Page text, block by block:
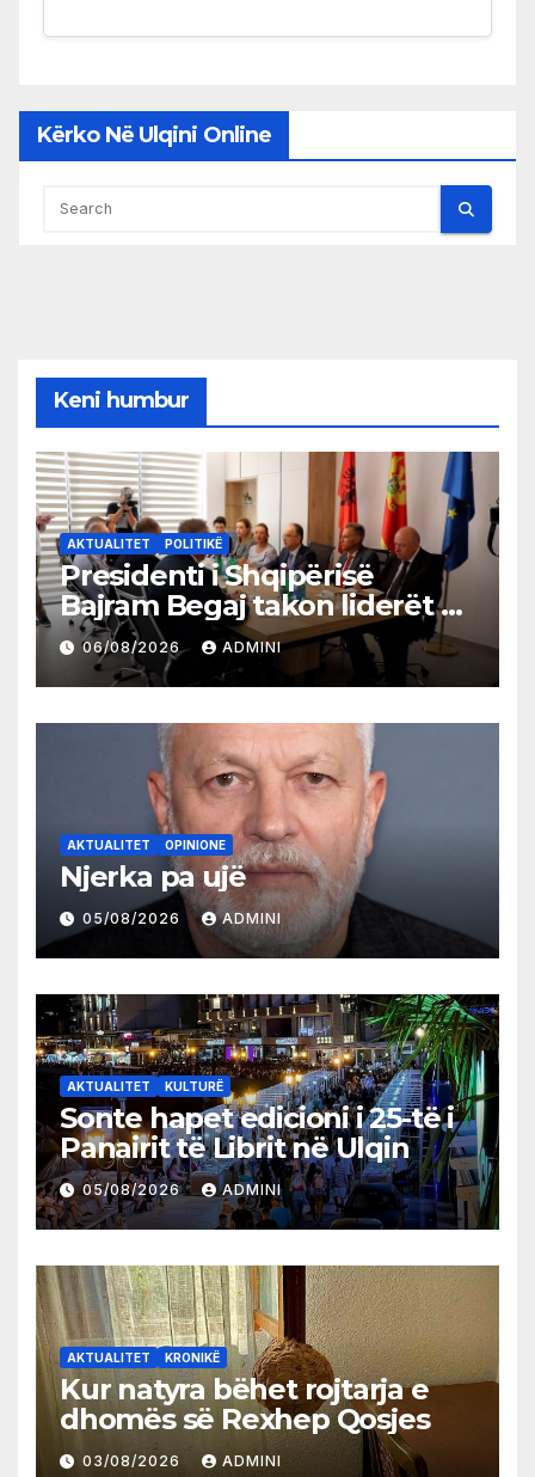
Kërko Në Ulqini Online
Keni humbur
AKTUALITET POLITIKË
Presidenti i Shqipërisë
Bajram Begaj takon liderët e
partive shqiptare në Ulqin
06/08/2026 ADMINI
AKTUALITET OPINIONE
Njerka pa ujë
05/08/2026 ADMINI
AKTUALITET KULTURË
Sonte hapet edicioni i 25-të i
Panairit të Librit në Ulqin
05/08/2026 ADMINI
AKTUALITET KRONIKË
Kur natyra bëhet rojtarja e
dhomës së Rexhep Qosjes
03/08/2026 ADMINI